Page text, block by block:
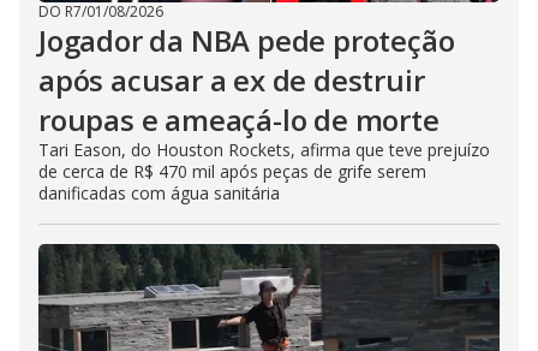
DO R7/01/08/2026
Jogador da NBA pede proteção
após acusar a ex de destruir
roupas e ameaçá-lo de morte
Tari Eason, do Houston Rockets, afirma que teve prejuízo
de cerca de R$ 470 mil após peças de grife serem
danificadas com água sanitária